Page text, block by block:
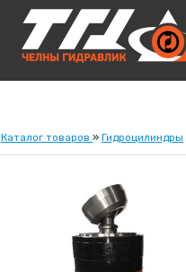
Каталог товаров » Гидроцилиндры